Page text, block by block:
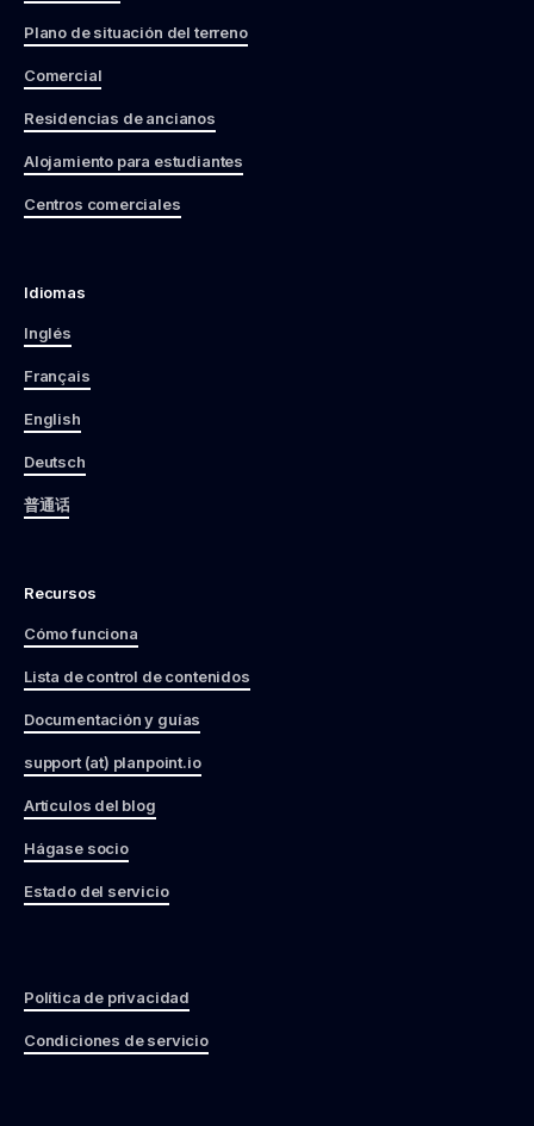
Plano de situación del terreno
Comercial
Residencias de ancianos
Alojamiento para estudiantes
Centros comerciales
Idiomas
Inglés
Français
English
Deutsch
普通话
Recursos
Cómo funciona
Lista de control de contenidos
Documentación y guías
support (at) planpoint.io
Artículos del blog
Hágase socio
Estado del servicio
Política de privacidad
Condiciones de servicio